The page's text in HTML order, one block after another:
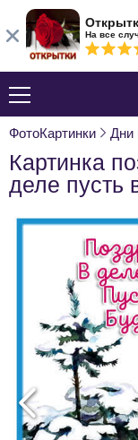
ФотоКартинки Дни
Картинка
деле пусть
На все